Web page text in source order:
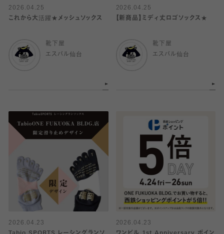
2026.04.25
これから大活躍★メッシュソックス
靴下屋
エスパル仙台
2026.04.25
【新商品】ミディ丈ロゴソックス★
靴下屋
エスパル仙台
2026.04.23
2026.04.23